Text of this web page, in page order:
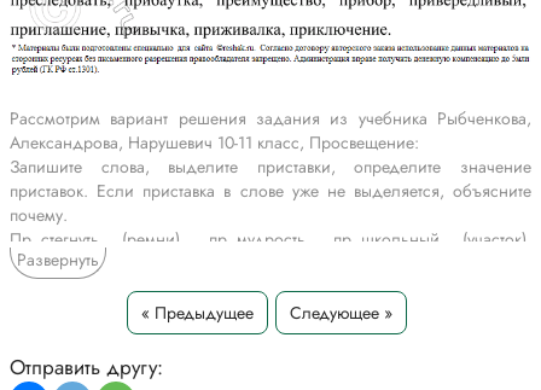
Рассмотрим вариант решения задания из учебника Рыбченкова,
Александрова, Нарушевич 10-11 класс, Просвещение:
Запишите слова, выделите приставки, определите значение
приставок. Если приставка в слове уже не выделяется, объясните
почему.
Пр..стегнуть (ремни), пр..мудрость, пр..школьный (участок),
пр..горок, пр..сечь (беззаконие), пр..творить (дверь), преградить
(путь), пр..красный, пр..сесть, пр..остановиться, пр..крыть,
пр..мириться, пр..задуматься, пребывание (где-то), определить,
пр..зирать (трудности), преподавать, ненр..годный, преследовать,
пребаутка, превращать, пр..бой, преимущество, пр..бор, преварок,
пр.-вередливый, пр..готовление, пр..гЛеШение, пр..-вычка,
Развернуть
« Предыдущее Следующее »
Отправить другу: